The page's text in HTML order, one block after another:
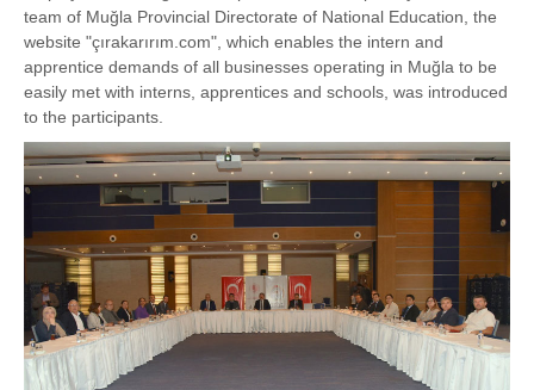
team of Muğla Provincial Directorate of National Education, the
website "çırakarırım.com", which enables the intern and
apprentice demands of all businesses operating in Muğla to be
easily met with interns, apprentices and schools, was introduced
to the participants.